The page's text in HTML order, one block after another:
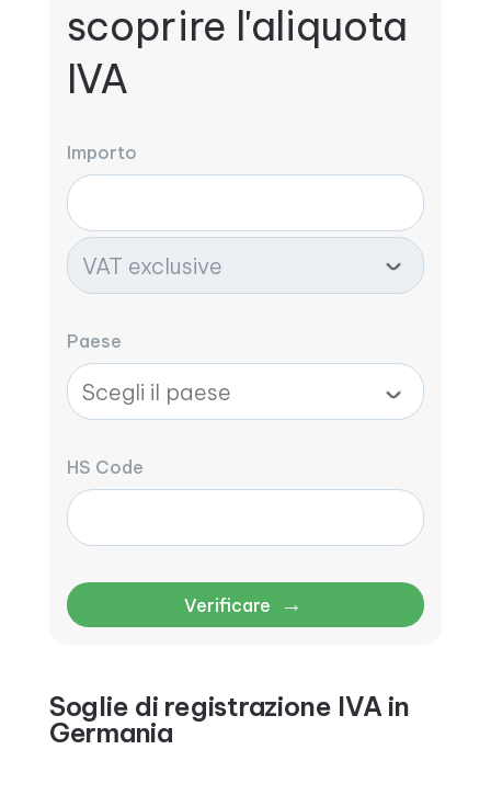
scoprire l'aliquota
IVA
Importo
Paese
HS Code
Verificare →
Soglie di registrazione IVA in
Germania